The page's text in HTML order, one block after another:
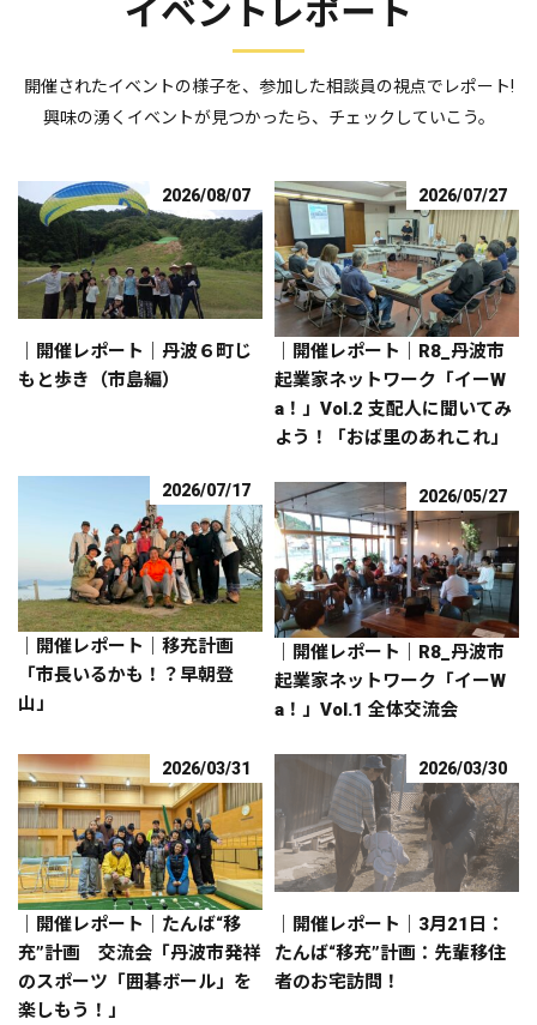
イベントレポート
開催されたイベントの様子を、参加した相談員の視点でレポート!
興味の湧くイベントが見つかったら、チェックしていこう。
2026/08/07
｜開催レポート｜丹波６町じ
もと歩き（市島編）
2026/07/27
｜開催レポート｜R8_丹波市
起業家ネットワーク「イーW
a！」Vol.2 支配人に聞いてみ
よう！「おば里のあれこれ」
2026/07/17
｜開催レポート｜移充計画
「市長いるかも！？早朝登
山」
2026/05/27
｜開催レポート｜R8_丹波市
起業家ネットワーク「イーW
a！」Vol.1 全体交流会
2026/03/31
｜開催レポート｜たんば“移
充”計画 交流会「丹波市発祥
のスポーツ「囲碁ボール」を
楽しもう！」
2026/03/30
｜開催レポート｜3月21日：
たんば“移充”計画：先輩移住
者のお宅訪問！